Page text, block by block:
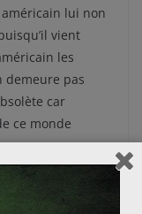
américain lui non
vient
les
demeure pas
car
ce monde